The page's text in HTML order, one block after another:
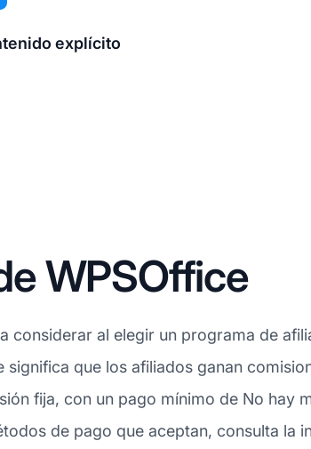
explícito
WPSOffice
considerar al elegir un programa de
significa que los afiliados ganan
fija, con un pago mínimo de No hay
de pago que aceptan, consulta la